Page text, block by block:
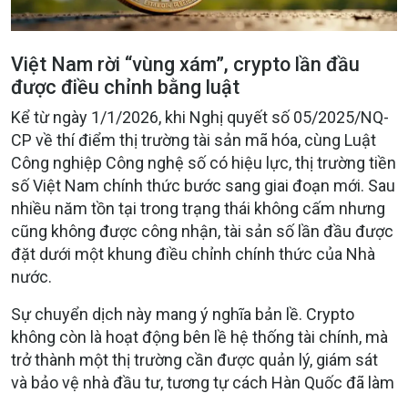
Việt Nam rời “vùng xám”, crypto lần đầu
được điều chỉnh bằng luật
Kể từ ngày 1/1/2026, khi Nghị quyết số 05/2025/NQ-
CP về thí điểm thị trường tài sản mã hóa, cùng Luật
Công nghiệp Công nghệ số có hiệu lực, thị trường tiền
số Việt Nam chính thức bước sang giai đoạn mới. Sau
nhiều năm tồn tại trong trạng thái không cấm nhưng
cũng không được công nhận, tài sản số lần đầu được
đặt dưới một khung điều chỉnh chính thức của Nhà
nước.
Sự chuyển dịch này mang ý nghĩa bản lề. Crypto
không còn là hoạt động bên lề hệ thống tài chính, mà
trở thành một thị trường cần được quản lý, giám sát
và bảo vệ nhà đầu tư, tương tự cách Hàn Quốc đã làm